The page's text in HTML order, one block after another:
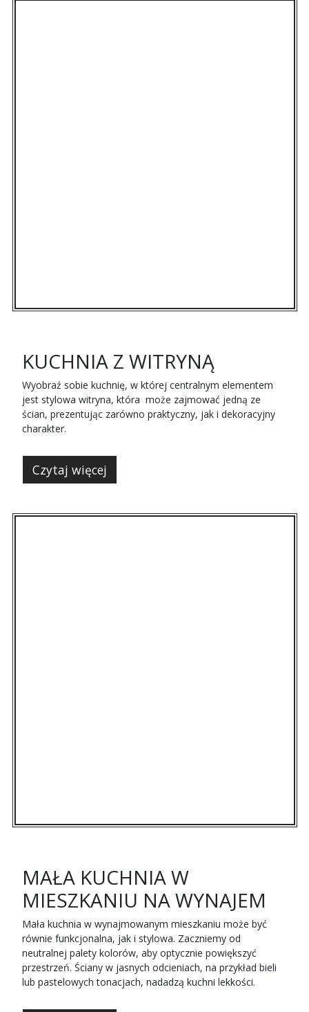
KUCHNIA Z WITRYNĄ
Wyobraź sobie kuchnię, w której centralnym elementem
jest stylowa witryna, która może zajmować jedną ze
ścian, prezentując zarówno praktyczny, jak i dekoracyjny
charakter.
Czytaj więcej
MAŁA KUCHNIA W
MIESZKANIU NA WYNAJEM
Mała kuchnia w wynajmowanym mieszkaniu może być
równie funkcjonalna, jak i stylowa. Zaczniemy od
neutralnej palety kolorów, aby optycznie powiększyć
przestrzeń. Ściany w jasnych odcieniach, na przykład bieli
lub pastelowych tonacjach, nadadzą kuchni lekkości.